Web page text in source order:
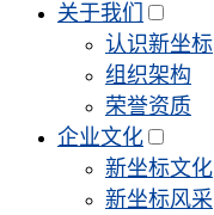
关于我们
认识新坐标
组织架构
荣誉资质
企业文化
新坐标文化
新坐标风采